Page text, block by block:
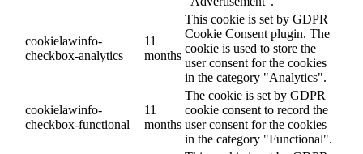
cookielawinfo-
checkbox-analytics
11
months
This cookie is set by GDPR
Cookie Consent plugin. The
cookie is used to store the
user consent for the cookies
in the category "Analytics".
cookielawinfo-
checkbox-functional
11
months
The cookie is set by GDPR
cookie consent to record the
user consent for the cookies
in the category "Functional".